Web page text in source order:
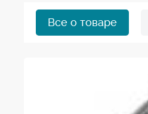
Все о товаре